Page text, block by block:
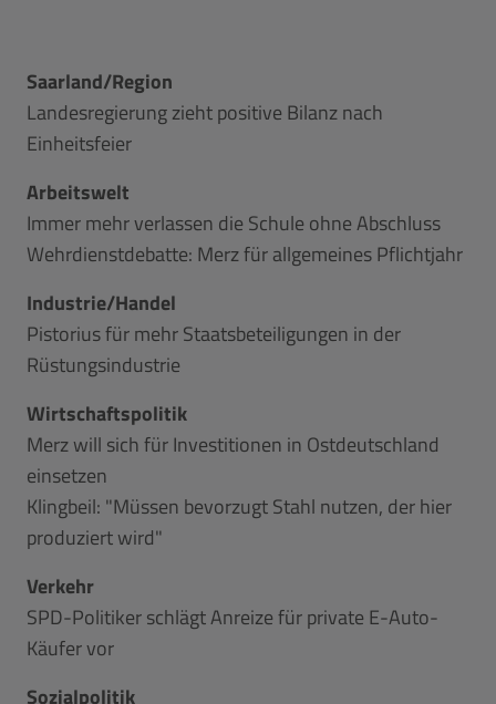
Saarland/Region
Landesregierung zieht positive Bilanz nach
Einheitsfeier
Arbeitswelt
Immer mehr verlassen die Schule ohne Abschluss
Wehrdienstdebatte: Merz für allgemeines Pflichtjahr
Industrie/Handel
Pistorius für mehr Staatsbeteiligungen in der
Rüstungsindustrie
Wirtschaftspolitik
Merz will sich für Investitionen in Ostdeutschland
einsetzen
Klingbeil: "Müssen bevorzugt Stahl nutzen, der hier
produziert wird"
Verkehr
SPD-Politiker schlägt Anreize für private E-Auto-
Käufer vor
Sozialpolitik